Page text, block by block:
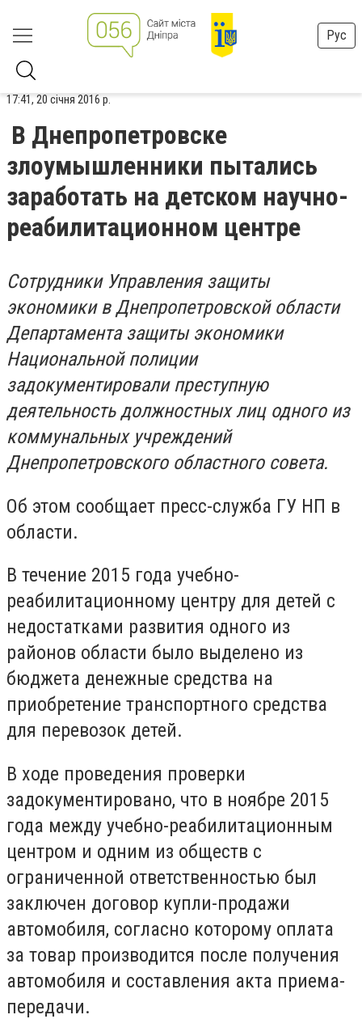
Рус
17:41, 20 січня 2016 р.
В Днепропетровске
злоумышленники пытались
заработать на детском научно-
реабилитационном центре
Сотрудники Управления защиты
экономики в Днепропетровской области
Департамента защиты экономики
Национальной полиции
задокументировали преступную
деятельность должностных лиц одного из
коммунальных учреждений
Днепропетровского областного совета.
Об этом сообщает пресс-служба ГУ НП в
области.
В течение 2015 года учебно-
реабилитационному центру для детей с
недостатками развития одного из
районов области было выделено из
бюджета денежные средства на
приобретение транспортного средства
для перевозок детей.
В ходе проведения проверки
задокументировано, что в ноябре 2015
года между учебно-реабилитационным
центром и одним из обществ с
ограниченной ответственностью был
заключен договор купли-продажи
автомобиля, согласно которому оплата
за товар производится после получения
автомобиля и составления акта приема-
передачи.